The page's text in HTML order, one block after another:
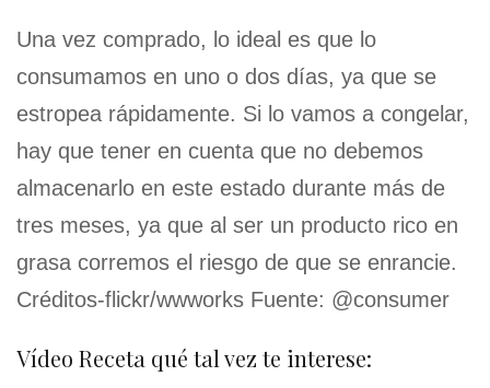
Una vez comprado, lo ideal es que lo
consumamos en uno o dos días, ya que se
estropea rápidamente. Si lo vamos a congelar,
hay que tener en cuenta que no debemos
almacenarlo en este estado durante más de
tres meses, ya que al ser un producto rico en
grasa corremos el riesgo de que se enrancie.
Créditos-flickr/wwworks Fuente: @consumer
Vídeo Receta qué tal vez te interese: